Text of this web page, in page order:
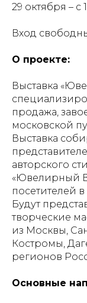
29 октября – с
Вход
О проекте:
Выставка
продажа,
московской
Выставка
авторского
«Ювелирный
посетителей
Будут
творческие
из Москвы,
Костромы,
регионов
Основные